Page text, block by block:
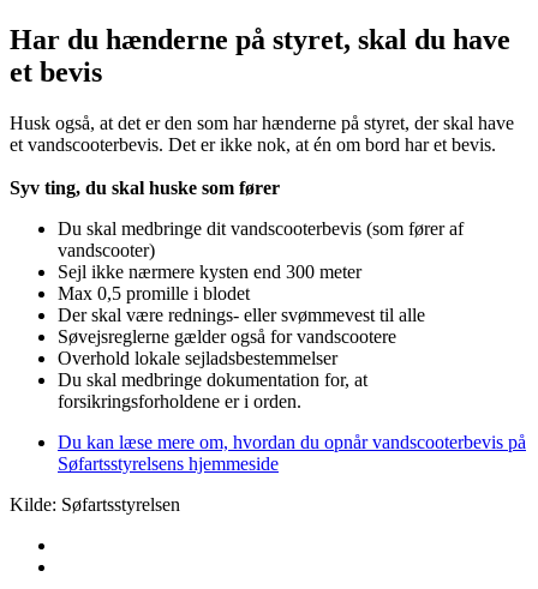
Har du hænderne på styret, skal du have
et bevis
Husk også, at det er den som har hænderne på styret, der skal have
et vandscooterbevis. Det er ikke nok, at én om bord har et bevis.
Syv ting, du skal huske som fører
Du skal medbringe dit vandscooterbevis (som fører af
vandscooter)
Sejl ikke nærmere kysten end 300 meter
Max 0,5 promille i blodet
Der skal være rednings- eller svømmevest til alle
Søvejsreglerne gælder også for vandscootere
Overhold lokale sejladsbestemmelser
Du skal medbringe dokumentation for, at
forsikringsforholdene er i orden.
Du kan læse mere om, hvordan du opnår vandscooterbevis på
Søfartsstyrelsens hjemmeside
Kilde: Søfartsstyrelsen